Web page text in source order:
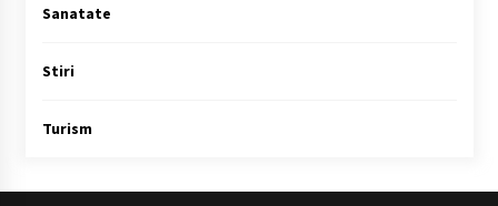
Sanatate
Stiri
Turism